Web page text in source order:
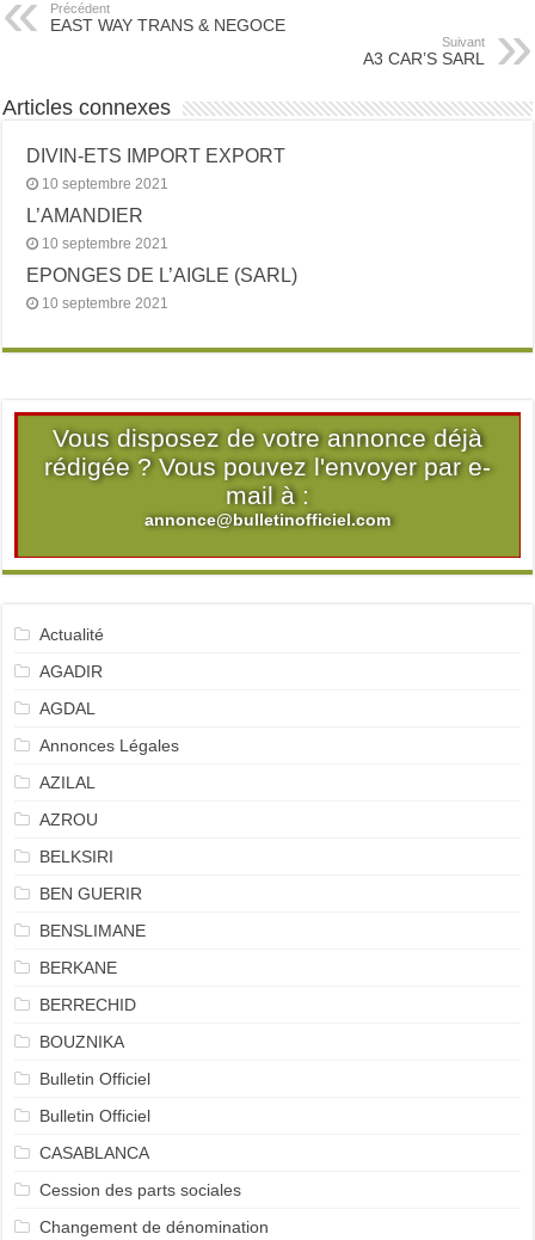
Précédent
EAST WAY TRANS & NEGOCE
Suivant
A3 CAR’S SARL
Articles connexes
DIVIN-ETS IMPORT EXPORT
10 septembre 2021
L’AMANDIER
10 septembre 2021
EPONGES DE L’AIGLE (SARL)
10 septembre 2021
Vous disposez de votre annonce déjà
rédigée ? Vous pouvez l'envoyer par e-
mail à :
annonce@bulletinofficiel.com
Actualité
AGADIR
AGDAL
Annonces Légales
AZILAL
AZROU
BELKSIRI
BEN GUERIR
BENSLIMANE
BERKANE
BERRECHID
BOUZNIKA
Bulletin Officiel
Bulletin Officiel
CASABLANCA
Cession des parts sociales
Changement de dénomination